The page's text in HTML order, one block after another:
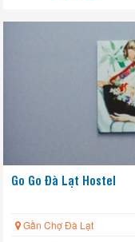
Go Go Đà Lạt Hostel
Gần Chợ Đà Lạt